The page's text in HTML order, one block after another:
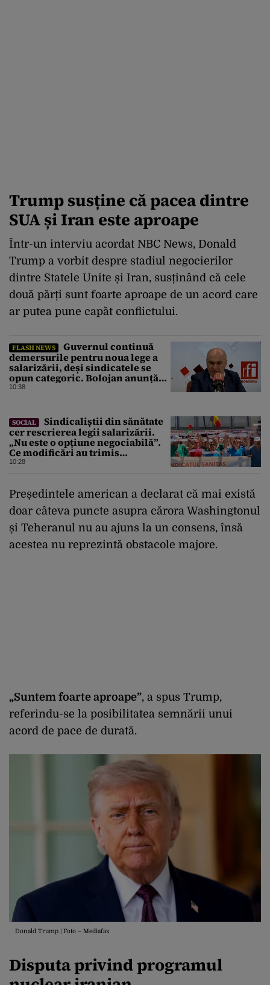
Trump susține că pacea dintre
SUA și Iran este aproape
Într-un interviu acordat NBC News, Donald
Trump a vorbit despre stadiul negocierilor
dintre Statele Unite și Iran, susținând că cele
două părți sunt foarte aproape de un acord care
ar putea pune capăt conflictului.
FLASH NEWS
Guvernul continuă
demersurile pentru noua lege a
salarizării, deși sindicatele se
opun categoric. Bolojan anunță
când ar putea fi depusă în
10:38
SOCIAL
Sindicaliștii din sănătate
cer rescrierea legii salarizării.
„Nu este o opțiune negociabilă”.
Ce modificări au trimis
Guvernului Bolojan
10:28
Președintele american a declarat că mai există
doar câteva puncte asupra cărora Washingtonul
și Teheranul nu au ajuns la un consens, însă
acestea nu reprezintă obstacole majore.
„Suntem foarte aproape”, a spus Trump,
referindu-se la posibilitatea semnării unui
acord de pace de durată.
Donald Trump | Foto – Mediafax
Disputa privind programul